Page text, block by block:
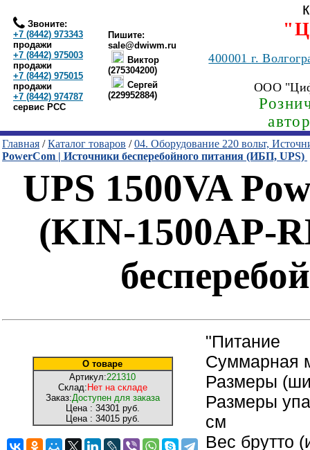
Звоните:
+7 (8442) 973343
продажи
+7 (8442) 975003
продажи
+7 (8442) 975015
продажи
+7 (8442) 974787
сервис РСС
Пишите:
sale@dwiwm.ru
Виктор
(275304200)
Сергей
(229952884)
400001г.
ООО
Главная /Каталог товаров /04. Оборудование 220 вольт,
PowerCom | Источники бесперебойного питания (ИБП, UPS)
UPS 1500VA
(KIN-1500AP-
О товаре
Артикул:221310
Склад: Нет на складе
Заказ:Доступен для заказа
Цена : 34301 руб.
Цена : 34015 руб.
"Питание
Суммарная
Размеры
Размеры
см
Вес брутто